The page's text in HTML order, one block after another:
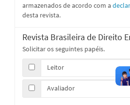
armazenados de acordo com a
desta revista.
Revista Brasileira de Direito
Solicitar os seguintes papéis.
Leitor
Avaliador